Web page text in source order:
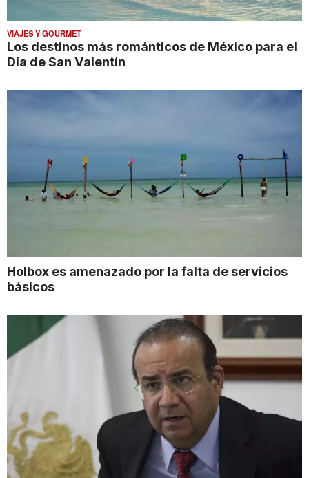
VIAJES Y GOURMET
Los destinos más románticos de México para el
Día de San Valentín
Holbox es amenazado por la falta de servicios
básicos